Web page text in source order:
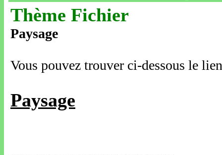
Thème Fichier
Paysage
Vous pouvez trouver ci-dessous le
Paysage